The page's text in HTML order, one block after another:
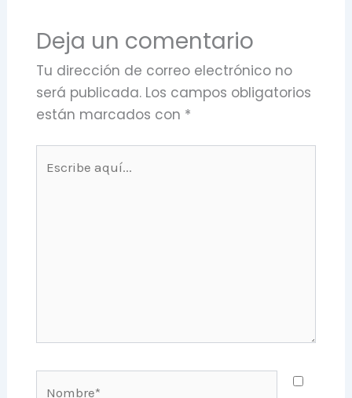
Deja un comentario
Tu dirección de correo electrónico no
será publicada. Los campos obligatorios
están marcados con *
aquí...